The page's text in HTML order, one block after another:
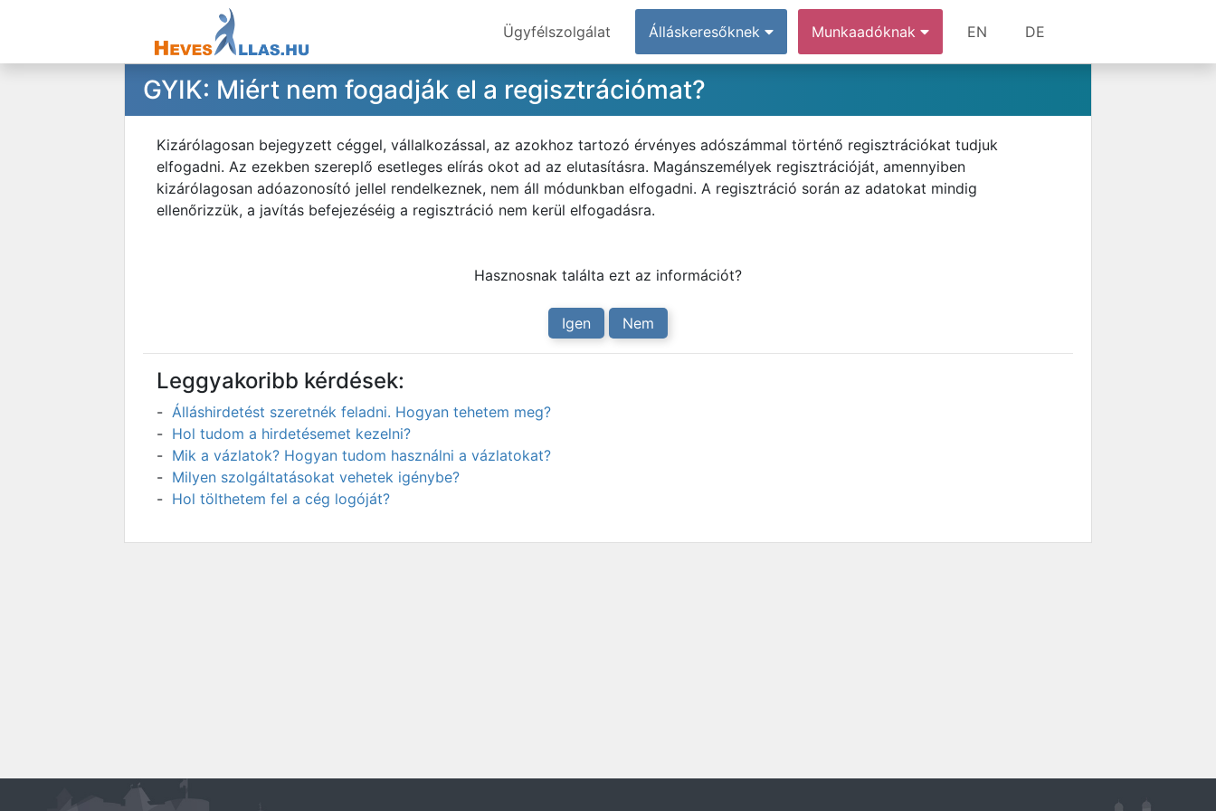
Ügyfélszolgálat Álláskeresőknek Munkaadóknak EN DE
GYIK: Miért nem fogadják el a regisztrációmat?
Kizárólagosan bejegyzett céggel, vállalkozással, az azokhoz tartozó érvényes adószámmal történő regisztrációkat tudjuk
elfogadni. Az ezekben szereplő esetleges elírás okot ad az elutasításra. Magánszemélyek regisztrációját, amennyiben
kizárólagosan adóazonosító jellel rendelkeznek, nem áll módunkban elfogadni. A regisztráció során az adatokat mindig
ellenőrizzük, a javítás befejezéséig a regisztráció nem kerül elfogadásra.
Hasznosnak találta ezt az információt?
Igen Nem
Leggyakoribb kérdések:
Álláshirdetést szeretnék feladni. Hogyan tehetem meg?
Hol tudom a hirdetésemet kezelni?
Mik a vázlatok? Hogyan tudom használni a vázlatokat?
Milyen szolgáltatásokat vehetek igénybe?
Hol tölthetem fel a cég logóját?